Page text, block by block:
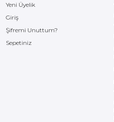
Yeni Üyelik
Giriş
Şifremi Unuttum?
Sepetiniz